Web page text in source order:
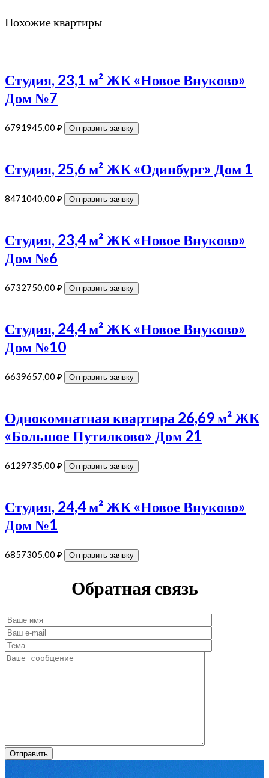
Похожие квартиры
Студия, 23,1 м² ЖК «Новое Внуково»
Дом №7
6791945,00 ₽ Отправить заявку
Студия, 25,6 м² ЖК «Одинбург» Дом 1
8471040,00 ₽ Отправить заявку
Студия, 23,4 м² ЖК «Новое Внуково»
Дом №6
6732750,00 ₽ Отправить заявку
Студия, 24,4 м² ЖК «Новое Внуково»
Дом №10
6639657,00 ₽ Отправить заявку
Однокомнатная квартира 26,69 м² ЖК
«Большое Путилково» Дом 21
6129735,00 ₽ Отправить заявку
Студия, 24,4 м² ЖК «Новое Внуково»
Дом №1
6857305,00 ₽ Отправить заявку
Обратная связь